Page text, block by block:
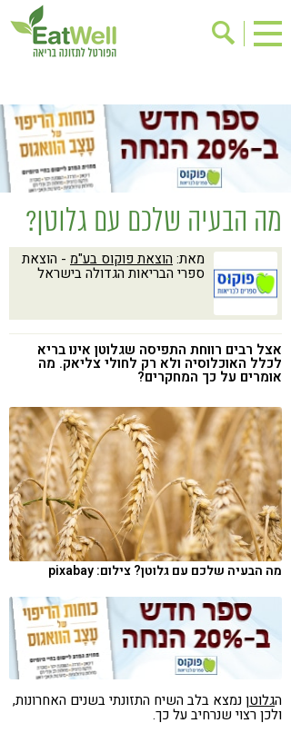
בישול בריא
אינדקס עסקים
ריפוי ומניעת מחלות
בריאות האישה
מתכוני בריאות
אירועים
שינוי תזונתי
דיאטה
ניקוי רעלים
הפרעות קשב & ריכוז
אכילה רגשית
קורונה
טבעונות
מה הבעיה שלכם עם גלוטן?
מאת: הוצאת פוקוס בע"מ - הוצאת
ספרי הבריאות הגדולה בישראל
אצל רבים רווחת התפיסה שגלוטן אינו בריא
לכלל האוכלוסיה ולא רק לחולי צליאק. מה
אומרים על כך המחקרים?
מה הבעיה שלכם עם גלוטן? צילום: pixabay
הגלוטןנמצא בלב השיח התזונתי בשנים האחרונות,
ולכן רצוי שנרחיב על כך.